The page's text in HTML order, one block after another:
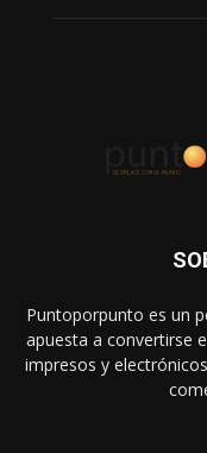
Puntoporpunto es un
apuesta a convertirse
impresos y